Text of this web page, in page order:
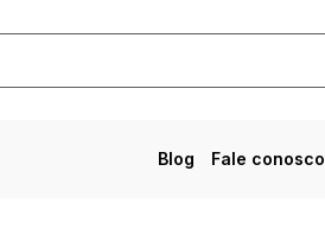
Blog Fale conosco